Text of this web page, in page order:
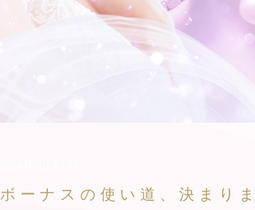
ボーナスの使い道、決まり